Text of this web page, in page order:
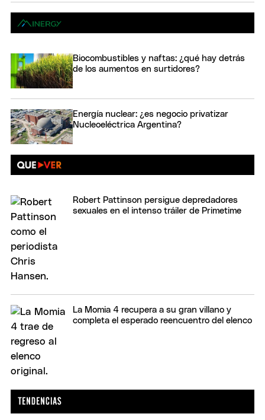
Biocombustibles y naftas: ¿qué hay detrás
de los aumentos en surtidores?
Energía nuclear: ¿es negocio privatizar
Nucleoeléctrica Argentina?
Robert Pattinson persigue depredadores
sexuales en el intenso tráiler de Primetime
La Momia 4 recupera a su gran villano y
completa el esperado reencuentro del elenco